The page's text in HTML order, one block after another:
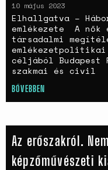
10 május 2023
Elhallgatva –
emlékezete A nők
társadalmi
emlékezetpolitikai
céljából Budapest
szakmai és civil
BŐVEBBEN
Az erőszakról.
képzőművészeti